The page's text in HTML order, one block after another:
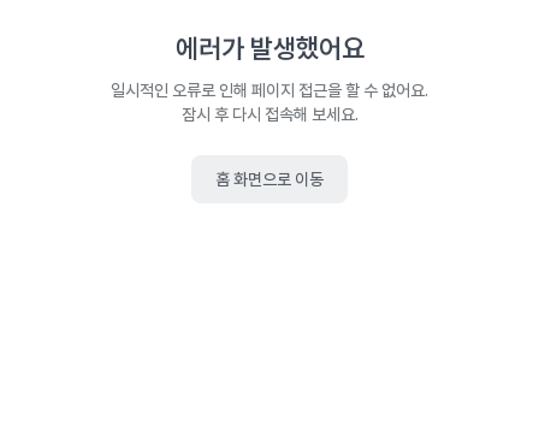
에러가 발생했어요
일시적인 오류로 인해 페이지 접근을 할 수 없어요.
잠시 후 다시 접속해 보세요.
홈 화면으로 이동